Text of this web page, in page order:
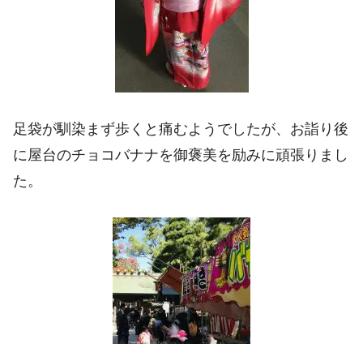
足袋が馴染まず歩くと痛むようでしたが、お詣り後
に屋台のチョコバナナを御褒美を励みに頑張りまし
た。